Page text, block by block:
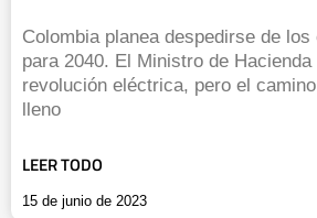
Colombia planea despedirse de
para 2040. El Ministro de Hacienda
revolución eléctrica, pero el
lleno
LEER TODO
15 de junio de 2023